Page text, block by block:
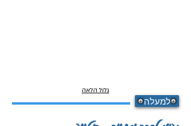
גלול הלאה
למעלה